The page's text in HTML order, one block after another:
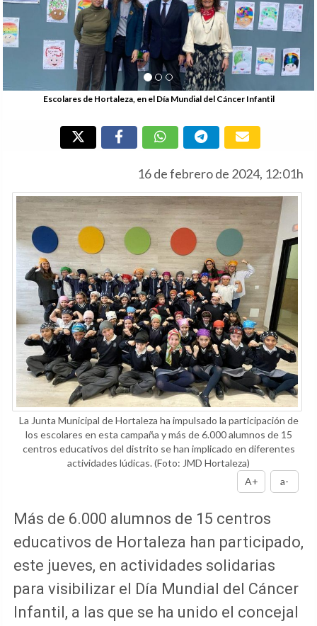
Cáncer Infantil
16 de febrero de 2024, 12:01h
La Junta Municipal de Hortaleza ha impulsado la participación de
los escolares en esta campaña y más de 6.000 alumnos de 15
centros educativos del distrito se han implicado en diferentes
actividades lúdicas.(Foto: JMD Hortaleza)
A+
a-
Más de 6.000 alumnos de 15 centros
educativos de Hortaleza han participado,
este jueves, en actividades solidarias
para visibilizar el Día Mundial del Cáncer
Infantil, a las que se ha unido el concejal